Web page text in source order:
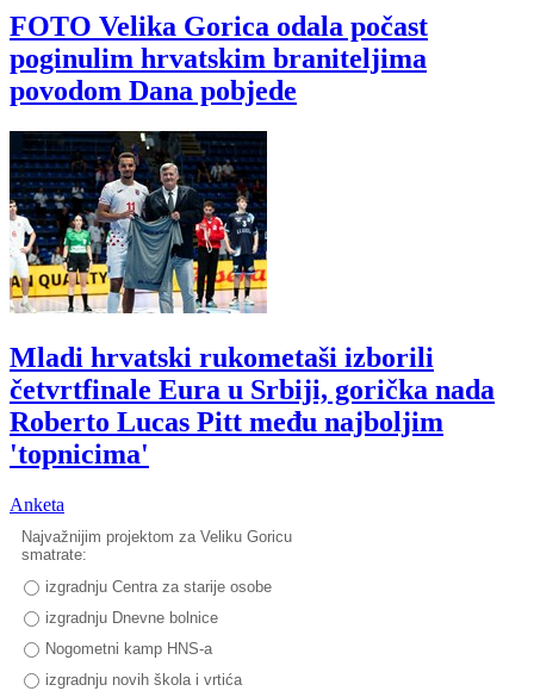
FOTO Velika Gorica odala počast
poginulim hrvatskim braniteljima
povodom Dana pobjede
Mladi hrvatski rukometaši izborili
četvrtfinale Eura u Srbiji, gorička nada
Roberto Lucas Pitt među najboljim
'topnicima'
Anketa
Najvažnijim projektom za Veliku Goricu
smatrate:
izgradnju Centra za starije osobe
izgradnju Dnevne bolnice
Nogometni kamp HNS-a
izgradnju novih škola i vrtića